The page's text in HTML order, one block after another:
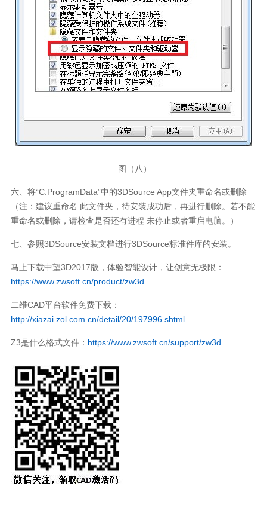
图（八）
六、将“C:ProgramData”中的3DSource App文件夹重命名或删除
（注：建议重命名 此文件夹，待安装成功后，再进行删除。若不能
重命名或删除，请检查是否还有进程 未停止或者重启电脑。）
七、参照3DSource安装文档进行3DSource标准件库的安装。
马上下载中望3D2017版，体验智能设计，让创意无极限：
https://www.zwsoft.cn/product/zw3d
二维CAD平台软件免费下载：
http://xiazai.zol.com.cn/detail/20/197996.shtml
Z3是什么格式文件： https://www.zwsoft.cn/support/zw3d